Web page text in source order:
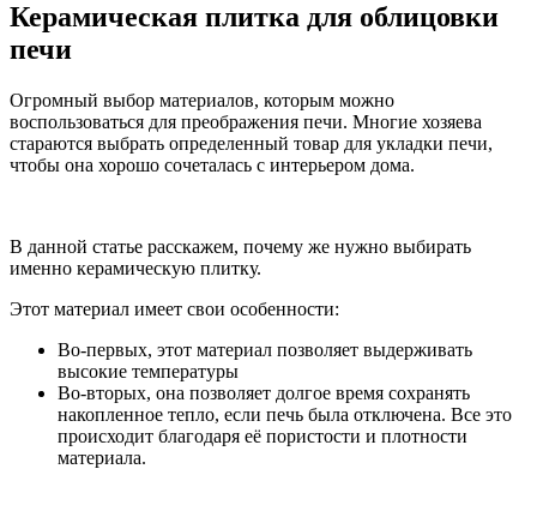
Керамическая плитка для облицовки
печи
Огромный выбор материалов, которым можно
воспользоваться для преображения печи. Многие хозяева
стараются выбрать определенный товар для укладки печи,
чтобы она хорошо сочеталась с интерьером дома.
В данной статье расскажем, почему же нужно выбирать
именно керамическую плитку.
Этот материал имеет свои особенности:
Во-первых, этот материал позволяет выдерживать
высокие температуры
Во-вторых, она позволяет долгое время сохранять
накопленное тепло, если печь была отключена. Все это
происходит благодаря её пористости и плотности
материала.